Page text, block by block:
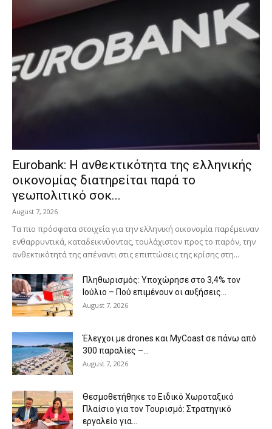
Eurobank: Η ανθεκτικότητα της ελληνικής
οικονομίας διατηρείται παρά το
γεωπολιτικό σοκ...
August 7, 2026
Τα πιο πρόσφατα στοιχεία για την ελληνική οικονομία παρέμειναν
ενθαρρυντικά, καταδεικνύοντας, τουλάχιστον προς το παρόν, την
ανθεκτικότητά της απέναντι στις επιπτώσεις της κρίσης στη...
Πληθωρισμός: Υποχώρησε στο 3,4% τον
Ιούλιο – Πού επιμένουν οι αυξήσεις...
August 7, 2026
Έλεγχοι με drones και MyCoast σε πάνω από
300 παραλίες –...
August 7, 2026
Θεσμοθετήθηκε το Ειδικό Χωροταξικό
Πλαίσιο για τον Τουρισμό: Στρατηγικό
εργαλείο για...